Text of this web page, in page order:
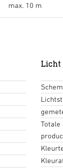
max. 10 m
Licht
Totale